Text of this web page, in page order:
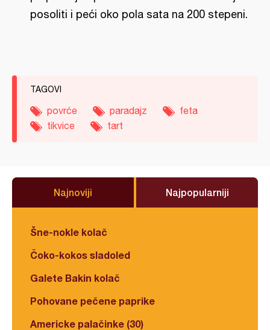
posoliti i peći oko pola sata na 200 stepeni.
TAGOVI
povrće paradajz
feta
tikvice
tart
Najnoviji Najpopularniji
Šne-nokle kolač
Čoko-kokos sladoled
Galete Bakin kolač
Pohovane pečene paprike
Americke palačinke (30)